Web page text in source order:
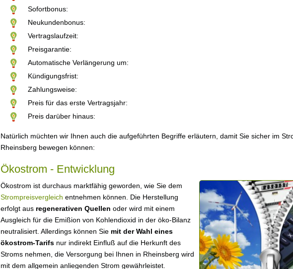
Sofortbonus:
Neukundenbonus:
Vertragslaufzeit:
Preisgarantie:
Automatische Verlängerung um:
Kündigungsfrist:
Zahlungsweise:
Preis für das erste Vertragsjahr:
Preis darüber hinaus:
Natürlich müchten wir Ihnen auch die aufgeführten Begriffe erläutern, damit Sie sicher im
Rheinsberg bewegen können:
Ökostrom - Entwicklung
Ökostrom ist durchaus marktfähig geworden, wie Sie dem
Strompreisvergleich entnehmen können. Die Herstellung
erfolgt aus regenerativen Quellen oder wird mit einem
Ausgleich für die Emißion von Kohlendioxid in der öko-Bilanz
neutralisiert. Allerdings können Sie mit der Wahl eines
ökostrom-Tarifs nur indirekt Einfluß auf die Herkunft des
Stroms nehmen, die Versorgung bei Ihnen in Rheinsberg wird
mit dem allgemein anliegenden Strom gewährleistet.